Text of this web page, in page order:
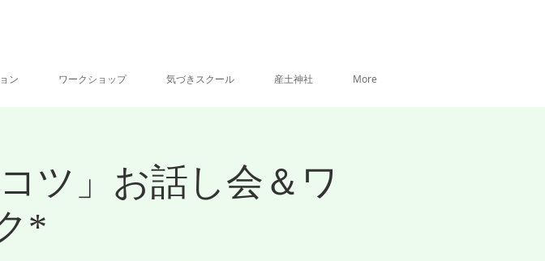
ン ワークショップ 気づきスクール 産土神社 More
ツ」お話し会＆ワ
*